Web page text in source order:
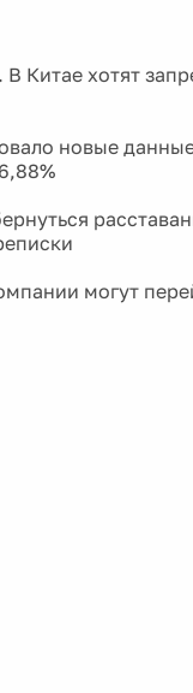
Китае хотят
новые
могут